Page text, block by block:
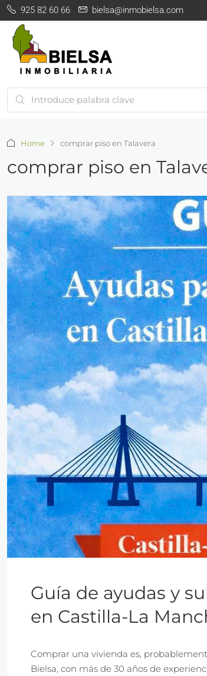
925 82 60 66 bielsa@inmobielsa.com
Home comprar piso en Talavera
comprar piso en
Guía de ayudas y
en Castilla-La
Comprar una vivienda es,
Bielsa, con más de 30 años de